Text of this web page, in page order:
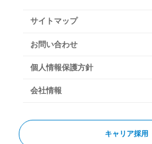
サイトマップ
お問い合わせ
個人情報保護方針
会社情報
キャリア採用